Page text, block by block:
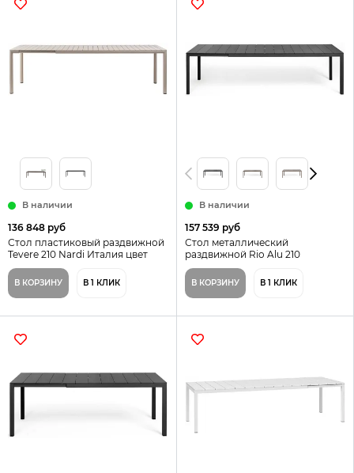
В наличии
136 848 руб
Стол пластиковый раздвижной
Tevere 210 Nardi Италия цвет
бежевый
В КОРЗИНУ В 1 КЛИК
В наличии
157 539 руб
Стол металлический
раздвижной Rio Alu 210
Extensibile Nardi, цвет антрацит
В КОРЗИНУ В 1 КЛИК